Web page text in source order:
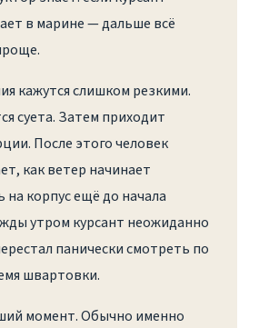
в марине — дальше всё
кажутся слишком резкими.
суета. Затем приходит
После этого человек
как ветер начинает
на корпус ещё до начала
утром курсант неожиданно
панически смотреть по
швартовки.
момент. Обычно именно